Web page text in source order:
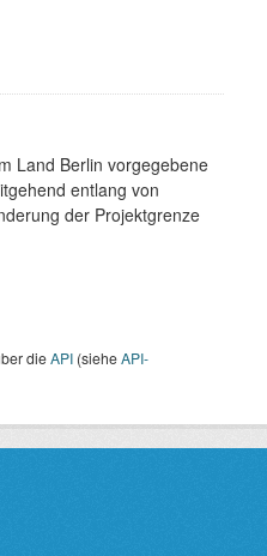
Land Berlin vorgegebene
entlang von
der Projektgrenze
dieAPI (sieheAPI-